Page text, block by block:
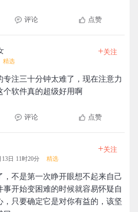
评论 点赞
精选
+关注
专注三十分钟太难了，现在注意力
个软件真的超级好用啊
评论 点赞
13日 11时20分 精选
+关注
，不是第一次睁开眼想不起来自己
事开始变困难的时候就容易怀疑自
，只要确定它是对你有益的，该坚